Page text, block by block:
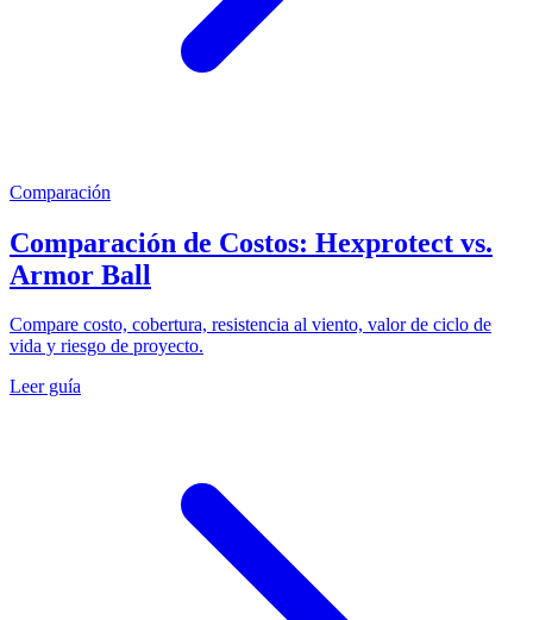
Comparación
Comparación de Costos: Hexprotect vs.
Armor Ball
Compare costo, cobertura, resistencia al viento, valor de ciclo de
vida y riesgo de proyecto.
Leer guía